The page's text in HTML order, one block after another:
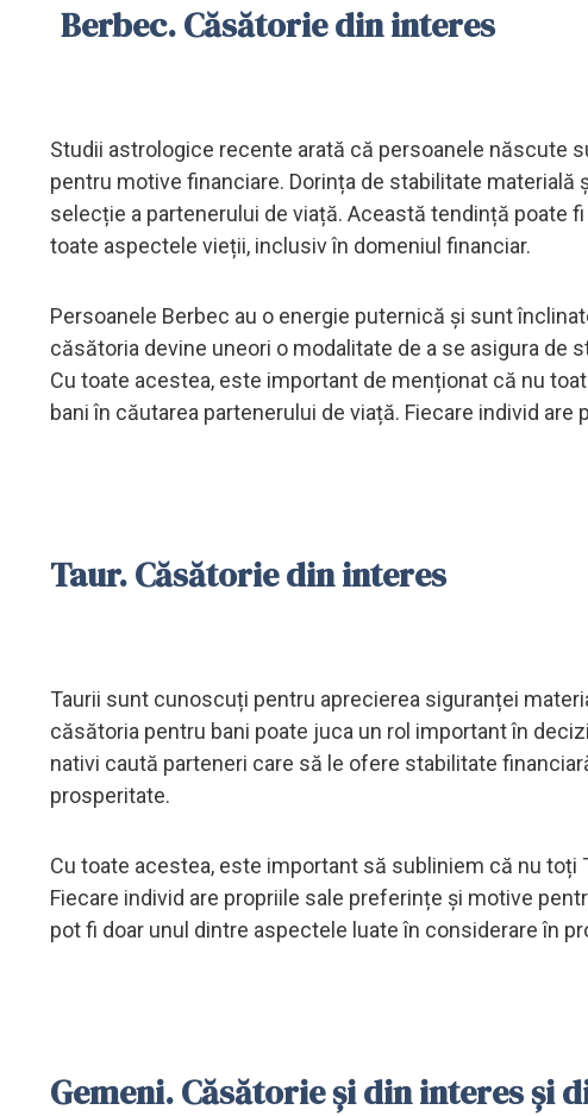
Berbec. Căsătorie din interes
Studii astrologice recente arată că persoanele născute
pentru motive financiare. Dorința de stabilitate
selecție a partenerului de viață. Această tendință poate
toate aspectele vieții, inclusiv în domeniul financiar.
Persoanele Berbec au o energie puternică și sunt
căsătoria devine uneori o modalitate de a se asigura de
Cu toate acestea, este important de menționat că nu
bani în căutarea partenerului de viață. Fiecare individ
Taur. Căsătorie din interes
Taurii sunt cunoscuți pentru aprecierea siguranței
căsătoria pentru bani poate juca un rol important în
nativi caută parteneri care să le ofere stabilitate
prosperitate.
Cu toate acestea, este important să subliniem că nu
Fiecare individ are propriile sale preferințe și motive
pot fi doar unul dintre aspectele luate în considerare în
Gemeni. Căsătorie și din interes și